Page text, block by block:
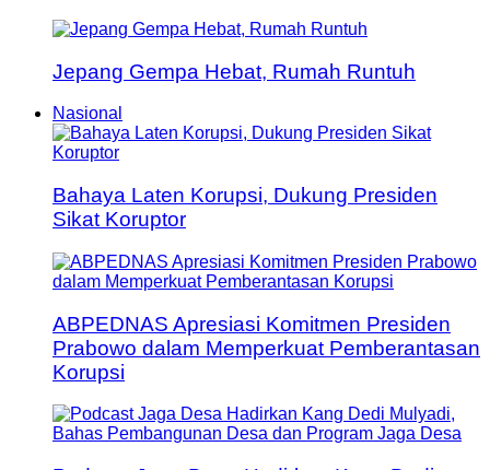
Jepang Gempa Hebat, Rumah Runtuh
Nasional
Bahaya Laten Korupsi, Dukung Presiden
Sikat Koruptor
ABPEDNAS Apresiasi Komitmen Presiden
Prabowo dalam Memperkuat Pemberantasan
Korupsi